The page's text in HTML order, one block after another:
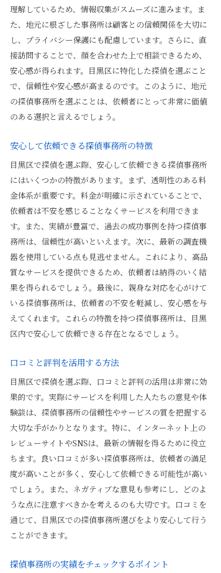
データ管理の厳格さを確認する方法
プライバシーポリシーの明確化が重要な理
由
依頼者の情報保護に対する取り組み
探偵事務所のセキュリティ対策をチェック
秘密保持契約の重要性と確認方法
目黒区の探偵事務所で安心して依頼するための
探偵事務所の所在地とアクセスの確認
探偵の専門分野と実績を確認
料金体系と見積もりの確認ポイント
プライバシー保護の取り組みをチェック
初回相談の対応を重視する理由
契約書の内容を詳細に確認する
地域密着型の探偵事務所の強み
地元の情報に詳しい探偵事務所の利点
迅速な対応が期待できる理由
地元でのネットワークを活かすメリット
地域に根ざした信頼性の高さ
探偵事務所の認定資格を確認する
過去の実績と成功率をチェック
口コミと評判の信憑性を見極める
依頼者との信頼関係を築くポイント
プライバシー保護の取り組みを確認
法令遵守と倫理観をチェックする方法
探偵事務所選びで失敗しないための注意点
安易に安価な探偵事務所を選ばない理由
契約内容を詳細に確認する重要性
プライバシー保護の取り組みを重視
理解しているため、情報収集がスムーズに進みます。ま
た、地元に根ざした事務所は顧客との信頼関係を大切に
し、プライバシー保護にも配慮しています。さらに、直
接訪問することで、顔を合わせた上で相談できるため、
安心感が得られます。目黒区に特化した探偵を選ぶこと
で、信頼性や安心感が高まるのです。このように、地元
の探偵事務所を選ぶことは、依頼者にとって非常に価値
のある選択と言えるでしょう。
安心して依頼できる探偵事務所の特徴
目黒区で探偵を選ぶ際、安心して依頼できる探偵事務所
にはいくつかの特徴があります。まず、透明性のある料
金体系が重要です。料金が明確に示されていることで、
依頼者は不安を感じることなくサービスを利用できま
す。また、実績が豊富で、過去の成功事例を持つ探偵事
務所は、信頼性が高いといえます。次に、最新の調査機
器を使用している点も見逃せません。これにより、高品
質なサービスを提供できるため、依頼者は納得のいく結
果を得られるでしょう。最後に、親身な対応を心がけて
いる探偵事務所は、依頼者の不安を軽減し、安心感を与
えてくれます。これらの特徴を持つ探偵事務所は、目黒
区内で安心して依頼できる存在となるでしょう。
口コミと評判を活用する方法
目黒区で探偵を選ぶ際、口コミと評判の活用は非常に効
果的です。実際にサービスを利用した人たちの意見や体
験談は、探偵事務所の信頼性やサービスの質を把握する
大切な手がかりとなります。特に、インターネット上の
レビューサイトやSNSは、最新の情報を得るために役立
ちます。良い口コミが多い探偵事務所は、依頼者の満足
度が高いことが多く、安心して依頼できる可能性が高い
でしょう。また、ネガティブな意見も参考にし、どのよ
うな点に注意すべきかを考えるのも大切です。口コミを
通じて、目黒区での探偵事務所選びをより安心して行う
ことができます。
探偵事務所の実績をチェックするポイント